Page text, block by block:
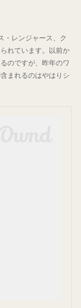
・レンジャース、ク
れています。以前か
のですが、昨年のワ
まれるのはやはりシ